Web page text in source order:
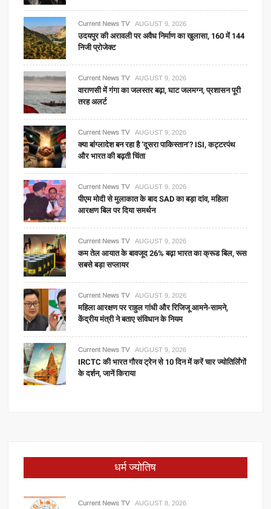
Current News TV AUGUST 9, 2026
उदयपुर की अरावली पर अवैध निर्माण का खुलासा, 160 में 144
निजी प्रोजेक्ट
Current News TV AUGUST 9, 2026
वाराणसी में गंगा का जलस्तर बढ़ा, घाट जलमग्न, प्रशासन पूरी
तरह अलर्ट
Current News TV AUGUST 9, 2026
क्या बांग्लादेश बन रहा है ‘दूसरा पाकिस्तान’? ISI, कट्टरपंथ
और भारत की बढ़ती चिंता
Current News TV AUGUST 9, 2026
पीएम मोदी से मुलाकात के बाद SAD का बड़ा दांव, महिला
आरक्षण बिल पर दिया समर्थन
Current News TV AUGUST 9, 2026
कम तेल आयात के बावजूद 26% बढ़ा भारत का क्रूड बिल, रूस
सबसे बड़ा सप्लायर
Current News TV AUGUST 9, 2026
महिला आरक्षण पर राहुल गांधी और रिजिजू आमने-सामने,
केंद्रीय मंत्री ने बताए संविधान के नियम
Current News TV AUGUST 9, 2026
IRCTC की भारत गौरव ट्रेन से 10 दिन में करें चार ज्योतिर्लिंगों
के दर्शन, जानें किराया
धर्म ज्योतिष
Current News TV AUGUST 8, 2026